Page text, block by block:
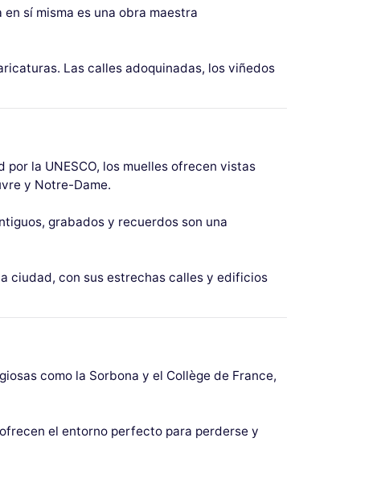
sí misma es una obra maestra
Las calles adoquinadas, los viñedos
la UNESCO, los muelles ofrecen vistas
y Notre-Dame.
grabados y recuerdos son una
ciudad, con sus estrechas calles y edificios
como la Sorbona y el Collège de France,
el entorno perfecto para perderse y